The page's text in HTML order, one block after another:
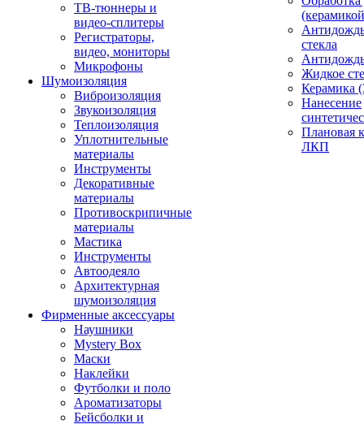
ТВ-тюннеры и
видео-сплитеры
Регистраторы,
видео, мониторы
Микрофоны
Шумоизоляция
Виброизоляция
Звукоизоляция
Теплоизоляция
Уплотнительные
материалы
Инструменты
Декоративные
материалы
Противоскрипичные
материалы
Мастика
Инструменты
Автоодеяло
Архитектурная
шумоизоляция
Фирменные аксессуары
Наушники
Mystery Box
Маски
Наклейки
Футболки и поло
Ароматизаторы
Бейсболки и
стекла
Жидкое
Керамика
Нанесение
Плановая
ЛКП